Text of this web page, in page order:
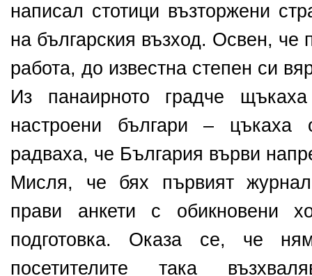
написал стотици възторжени
на българския възход. Освен, че
работа, до известна степен си
Из панаирното градче
настроени българи –
радваха, че България върви
Мисля, че бях първият
прави анкети с обикновени
подготовка. Оказа се, че
посетителите така